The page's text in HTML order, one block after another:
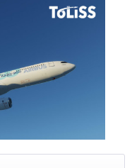
Cessna 208 Grand Caravan